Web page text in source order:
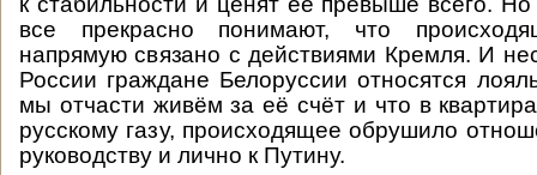
все прекрасно понимают, что
напрямую связано с действиями Кремля. И
России граждане Белоруссии относятся
мы отчасти живём за её счёт и что в
русскому газу, происходящее обрушило
руководству и лично к Путину.